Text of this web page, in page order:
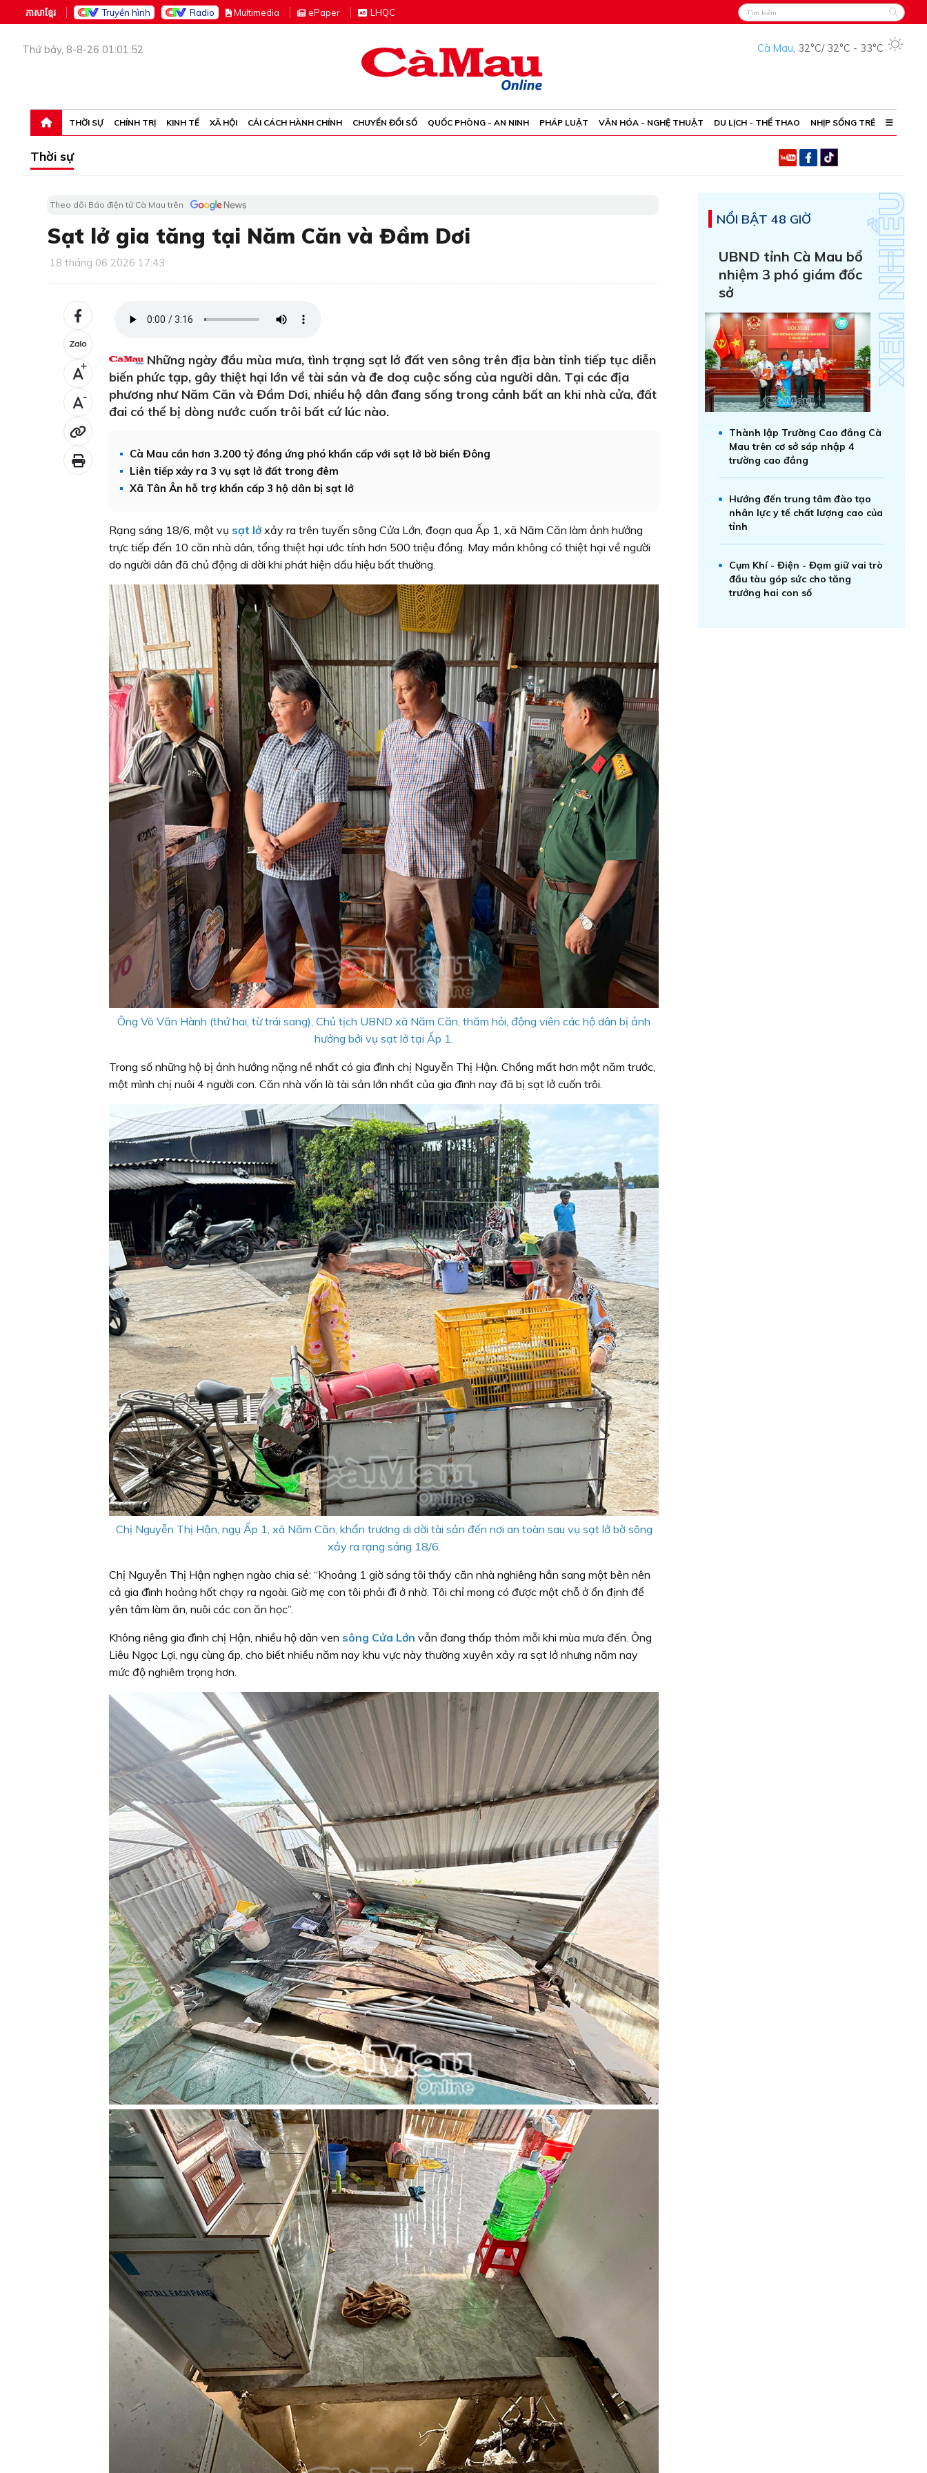
ភាសាខ្មែរ Truyền hình Radio Multimedia ePaper LHQC
Thứ bảy, 8-8-26 01:01:52 Cà Mau, 32°C/ 32°C - 33°C
THỜI SỰ CHÍNH TRỊ KINH TẾ XÃ HỘI CẢI CÁCH HÀNH CHÍNH CHUYỂN ĐỔI SỐ QUỐC PHÒNG - AN NINH PHÁP LUẬT VĂN HÓA - NGHỆ THUẬT DU LỊCH - THỂ THAO NHỊP SỐNG TRẺ
Thời sự
Theo dõi Báo điện tử Cà Mau trên
Sạt lở gia tăng tại Năm Căn và Đầm Dơi
18 tháng 06 2026 17:43
+
-
Những ngày đầu mùa mưa, tình trạng sạt lở đất ven sông trên địa bàn tỉnh tiếp tục diễn
biến phức tạp, gây thiệt hại lớn về tài sản và đe doạ cuộc sống của người dân. Tại các địa
phương như Năm Căn và Đầm Dơi, nhiều hộ dân đang sống trong cảnh bất an khi nhà cửa, đất
đai có thể bị dòng nước cuốn trôi bất cứ lúc nào.
Cà Mau cần hơn 3.200 tỷ đồng ứng phó khẩn cấp với sạt lở bờ biển Đông
Liên tiếp xảy ra 3 vụ sạt lở đất trong đêm
Xã Tân Ân hỗ trợ khẩn cấp 3 hộ dân bị sạt lở
Rạng sáng 18/6, một vụ sạt lở xảy ra trên tuyến sông Cửa Lớn, đoạn qua Ấp 1, xã Năm Căn làm ảnh hưởng
trực tiếp đến 10 căn nhà dân, tổng thiệt hại ước tính hơn 500 triệu đồng. May mắn không có thiệt hại về người
do người dân đã chủ động di dời khi phát hiện dấu hiệu bất thường.
Ông Võ Văn Hành (thứ hai, từ trái sang), Chủ tịch UBND xã Năm Căn, thăm hỏi, động viên các hộ dân bị ảnh
hưởng bởi vụ sạt lở tại Ấp 1.
Trong số những hộ bị ảnh hưởng nặng nề nhất có gia đình chị Nguyễn Thị Hận. Chồng mất hơn một năm trước,
một mình chị nuôi 4 người con. Căn nhà vốn là tài sản lớn nhất của gia đình nay đã bị sạt lở cuốn trôi.
Chị Nguyễn Thị Hận, ngụ Ấp 1, xã Năm Căn, khẩn trương di dời tài sản đến nơi an toàn sau vụ sạt lở bờ sông
xảy ra rạng sáng 18/6.
Chị Nguyễn Thị Hận nghẹn ngào chia sẻ: “Khoảng 1 giờ sáng tôi thấy căn nhà nghiêng hẳn sang một bên nên
cả gia đình hoảng hốt chạy ra ngoài. Giờ mẹ con tôi phải đi ở nhờ. Tôi chỉ mong có được một chỗ ở ổn định để
yên tâm làm ăn, nuôi các con ăn học”.
Không riêng gia đình chị Hận, nhiều hộ dân ven sông Cửa Lớn vẫn đang thấp thỏm mỗi khi mùa mưa đến. Ông
Liêu Ngọc Lợi, ngụ cùng ấp, cho biết nhiều năm nay khu vực này thường xuyên xảy ra sạt lở nhưng năm nay
mức độ nghiêm trọng hơn.
NỔI BẬT 48 GIỜ
UBND tỉnh Cà Mau bổ
nhiệm 3 phó giám đốc
sở
Thành lập Trường Cao đẳng Cà
Mau trên cơ sở sáp nhập 4
trường cao đẳng
Hướng đến trung tâm đào tạo
nhân lực y tế chất lượng cao của
tỉnh
Cụm Khí - Điện - Đạm giữ vai trò
đầu tàu góp sức cho tăng
trưởng hai con số